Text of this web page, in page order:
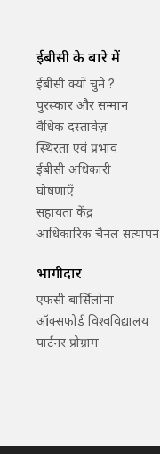
ईबीसी के बारे में
ईबीसी क्यों चुने ?
पुरस्कार और सम्मान
वैधिक दस्तावेज़
स्थिरता एवं प्रभाव
ईबीसी अधिकारी
घोषणाएँ
सहायता केंद्र
आधिकारिक चैनल सत्यापन
भागीदार
एफसी बार्सिलोना
ऑक्सफोर्ड विश्वविद्यालय
पार्टनर प्रोग्राम